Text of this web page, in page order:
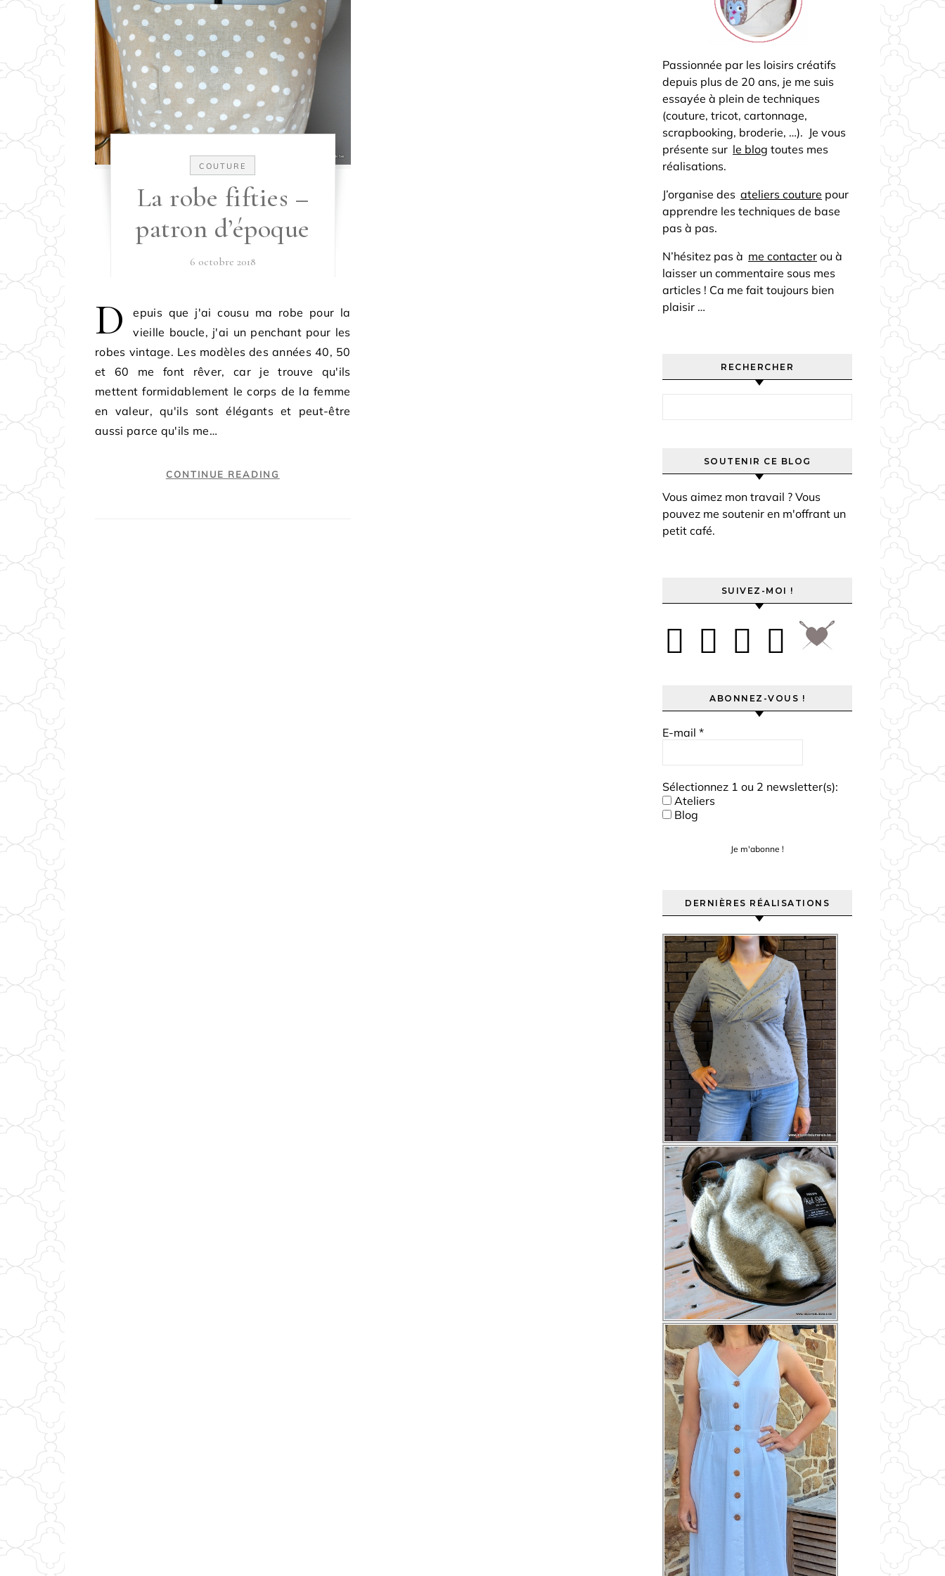
COUTURE
La robe fifties –
patron d’époque
6 octobre 2018
D
epuis que j'ai cousu ma robe pour la
vieille boucle, j'ai un penchant pour les
robes vintage. Les modèles des années 40, 50
et 60 me font rêver, car je trouve qu'ils
mettent formidablement le corps de la femme
en valeur, qu'ils sont élégants et peut-être
aussi parce qu'ils me…
CONTINUE READING
Passionnée par les loisirs créatifs
depuis plus de 20 ans, je me suis
essayée à plein de techniques
(couture, tricot, cartonnage,
scrapbooking, broderie, …). Je vous
présente sur le blog toutes mes
réalisations.
J’organise des ateliers couture pour
apprendre les techniques de base
pas à pas.
N’hésitez pas à me contacter ou à
laisser un commentaire sous mes
articles ! Ca me fait toujours bien
plaisir …
RECHERCHER
SOUTENIR CE BLOG
Vous aimez mon travail ? Vous
pouvez me soutenir en m'offrant un
petit café.
SUIVEZ-MOI !
ABONNEZ-VOUS !
E-mail *
Sélectionnez 1 ou 2 newsletter(s):
Ateliers
Blog
DERNIÈRES RÉALISATIONS